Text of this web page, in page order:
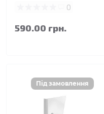
0
590.00 грн.